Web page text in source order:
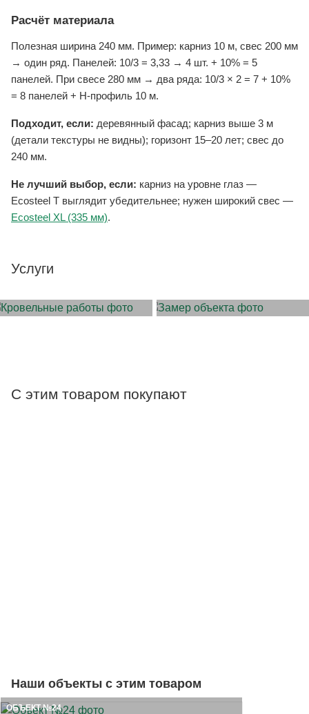
Расчёт материала
Полезная ширина 240 мм. Пример: карниз 10 м, свес 200 мм
→ один ряд. Панелей: 10/3 = 3,33 → 4 шт. + 10% = 5
панелей. При свесе 280 мм → два ряда: 10/3 × 2 = 7 + 10%
= 8 панелей + H-профиль 10 м.
Подходит, если: деревянный фасад; карниз выше 3 м
(детали текстуры не видны); горизонт 15–20 лет; свес до
240 мм.
Не лучший выбор, если: карниз на уровне глаз —
Ecosteel T выглядит убедительнее; нужен широкий свес —
Ecosteel XL (335 мм).
Услуги
С этим товаром покупают
Наши объекты с этим товаром
ОБЪЕКТ №24